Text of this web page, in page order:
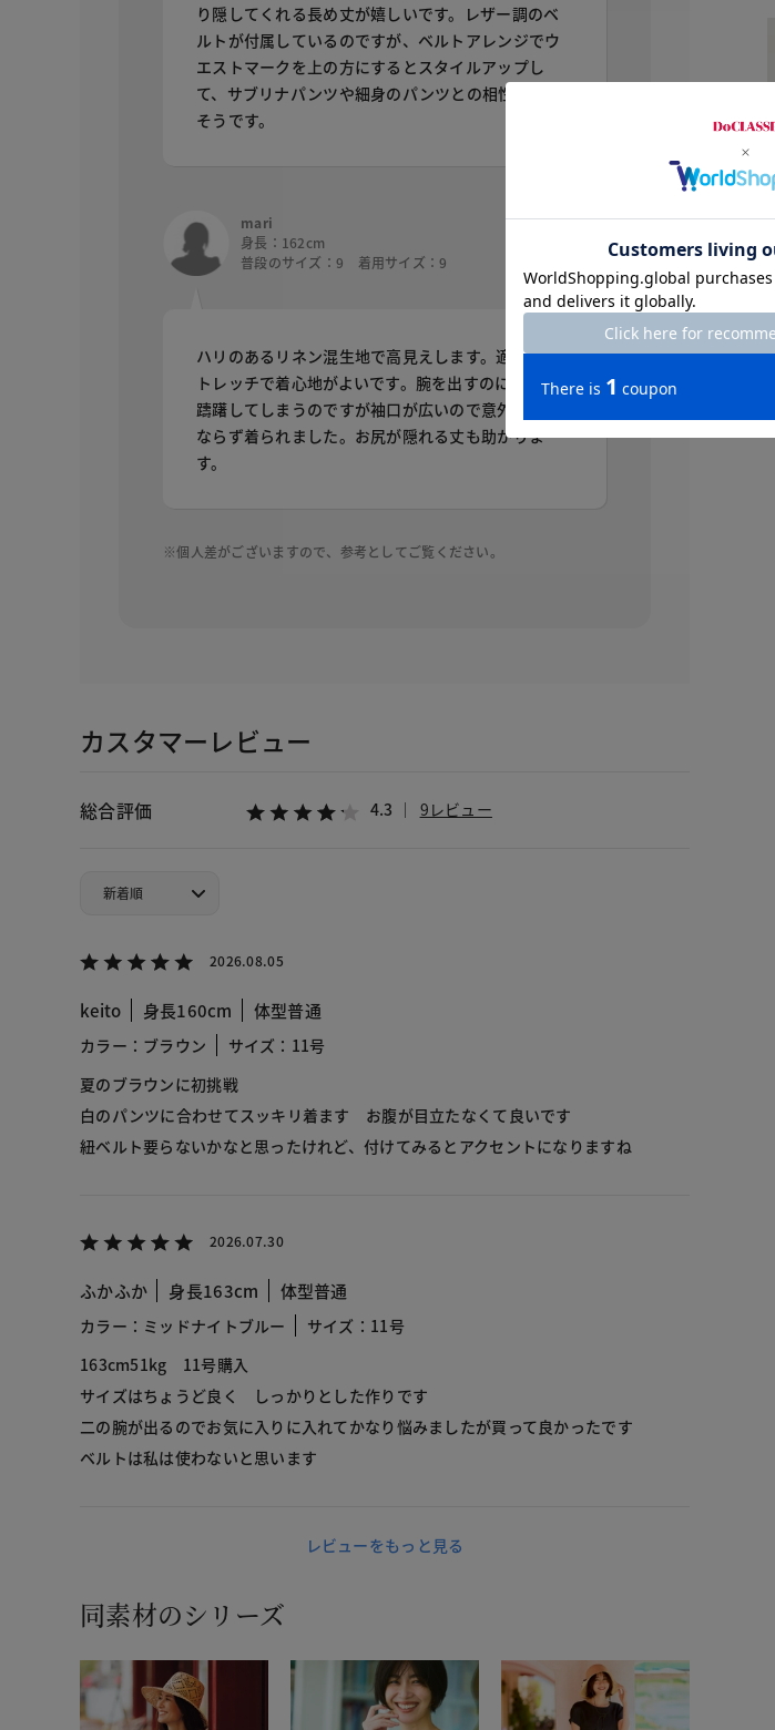
り隠してくれる長め丈が嬉しいです。レザー調のベ
ルトが付属しているのですが、ベルトアレンジでウ
エストマークを上の方にするとスタイルアップし
て、サブリナパンツや細身のパンツとの相性も良さ
そうです。
mari
身長：162cm
普段のサイズ：9 着用サイズ：9
ハリのあるリネン混生地で高見えします。適度なス
トレッチで着心地がよいです。腕を出すのにいつも
躊躇してしまうのですが袖口が広いので意外と気に
ならず着られました。お尻が隠れる丈も助かりま
す。
※個人差がございますので、参考としてご覧ください。
カスタマーレビュー
総合評価 4.3 9レビュー
2026.08.05
keito 身長160cm 体型普通
カラー：ブラウン
サイズ：11号
夏のブラウンに初挑戦
白のパンツに合わせてスッキリ着ます お腹が目立たなくて良いです
紐ベルト要らないかなと思ったけれど、付けてみるとアクセントになりますね
2026.07.30
ふかふか 身長163cm 体型普通
カラー：ミッドナイトブルー
サイズ：11号
163cm51kg 11号購入
サイズはちょうど良く しっかりとした作りです
二の腕が出るのでお気に入りに入れてかなり悩みましたが買って良かったです
ベルトは私は使わないと思います
レビューをもっと見る
同素材のシリーズ